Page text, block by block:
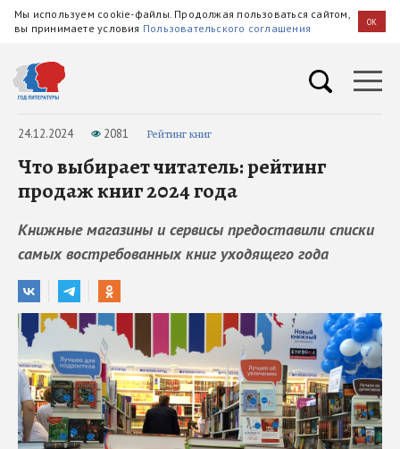
Мы используем cookie-файлы. Продолжая пользоваться сайтом,
вы принимаете условия Пользовательского соглашения OK
24.12.2024 2081 Рейтинг книг
Что выбирает читатель: рейтинг
продаж книг 2024 года
Книжные магазины и сервисы предоставили списки
самых востребованных книг уходящего года